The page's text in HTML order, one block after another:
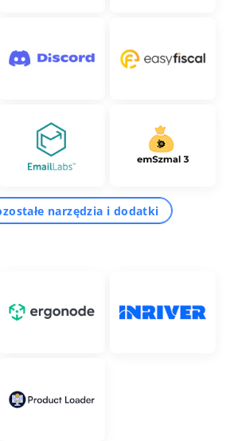
narzędzia i dodatki